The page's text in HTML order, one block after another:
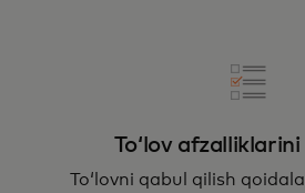
Toʻlov
Toʻlovni qabul qilish